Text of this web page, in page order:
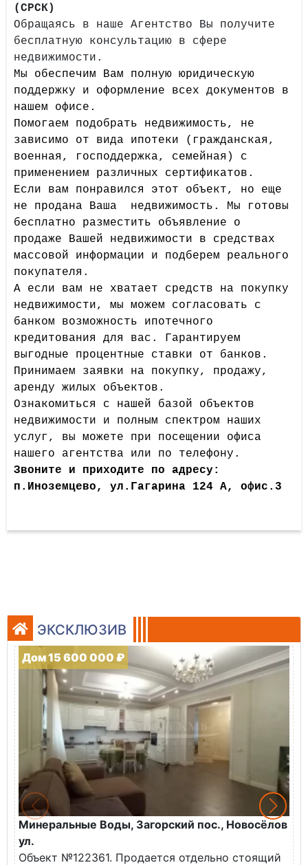
(СРСК)
Обращаясь в наше Агентство Вы получите
бесплатную консультацию в сфере
недвижимости.
Мы обеспечим Вам полную юридическую
поддержку и оформление всех документов в
нашем офисе.
Помогаем подобрать недвижимость, не
зависимо от вида ипотеки (гражданская,
военная, господдержка, семейная) с
применением различных сертификатов.
Если вам понравился этот объект, но еще
не продана Ваша недвижимость. Мы готовы
бесплатно разместить объявление о
продаже Вашей недвижимости в средствах
массовой информации и подберем реального
покупателя.
А если вам не хватает средств на покупку
недвижимости, мы можем согласовать с
банком возможность ипотечного
кредитования для вас. Гарантируем
выгодные процентные ставки от банков.
Принимаем заявки на покупку, продажу,
аренду жилых объектов.
Ознакомиться с нашей базой объектов
недвижимости и полным спектром наших
услуг, вы можете при посещении офиса
нашего агентства или по телефону.
Звоните и приходите по адресу:
п.Иноземцево, ул.Гагарина 124 А, офис.3
ЭКСКЛЮЗИВ
Дом 15 600 000 ₽
Минеральные Воды, Загорский пос., Новосёлов
ул.
Объект №122361. Продается отдельно стоящий